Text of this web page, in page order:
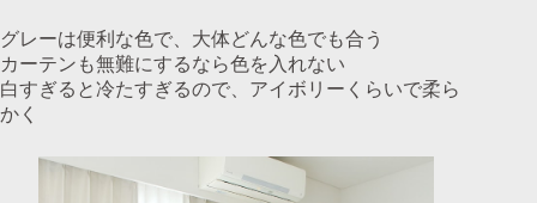
グレーは便利な色で、大体どんな色でも合う
カーテンも無難にするなら色を入れない
白すぎると冷たすぎるので、アイボリーくらいで柔ら
かく